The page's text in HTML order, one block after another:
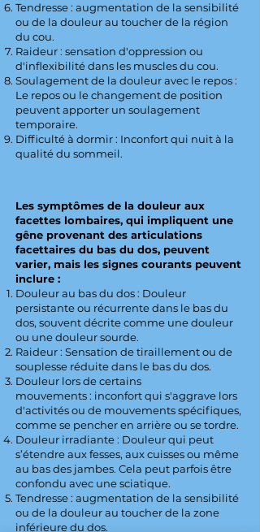
Tendresse : augmentation de la sensibilité
ou de la douleur au toucher de la région
du cou.
Raideur : sensation d'oppression ou
d'inflexibilité dans les muscles du cou.
Soulagement de la douleur avec le repos :
Le repos ou le changement de position
peuvent apporter un soulagement
temporaire.
Difficulté à dormir : Inconfort qui nuit à la
qualité du sommeil.
Les symptômes de la douleur aux
facettes lombaires, qui impliquent une
gêne provenant des articulations
facettaires du bas du dos, peuvent
varier, mais les signes courants peuvent
inclure :
Douleur au bas du dos : Douleur
persistante ou récurrente dans le bas du
dos, souvent décrite comme une douleur
ou une douleur sourde.
Raideur : Sensation de tiraillement ou de
souplesse réduite dans le bas du dos.
Douleur lors de certains
mouvements : inconfort qui s'aggrave lors
d'activités ou de mouvements spécifiques,
comme se pencher en arrière ou se tordre.
Douleur irradiante : Douleur qui peut
s’étendre aux fesses, aux cuisses ou même
au bas des jambes. Cela peut parfois être
confondu avec une sciatique.
Tendresse : augmentation de la sensibilité
ou de la douleur au toucher de la zone
inférieure du dos.